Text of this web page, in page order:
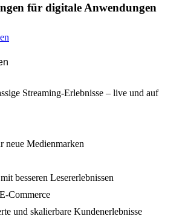
für digitale Anwendungen
Streaming-Erlebnisse – live und auf
neue Medienmarken
besseren Lesererlebnissen
Commerce
und skalierbare Kundenerlebnisse